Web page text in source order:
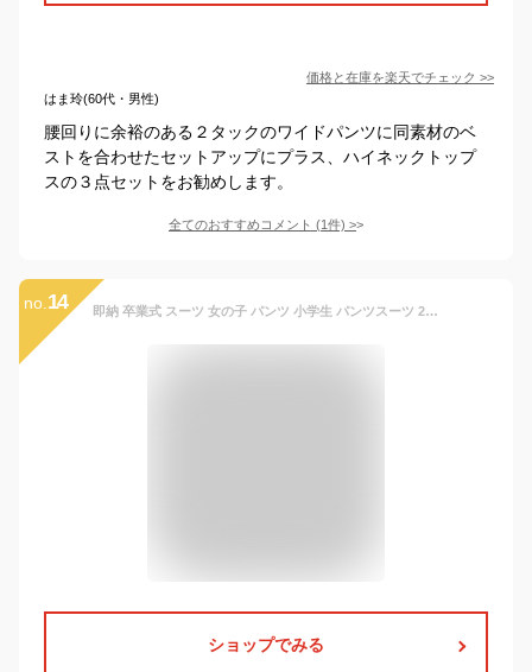
価格と在庫を楽天でチェック >>
はま玲(60代・男性)
腰回りに余裕のある２タックのワイドパンツに同素材のベ
ストを合わせたセットアップにプラス、ハイネックトップ
スの３点セットをお勧めします。
全てのおすすめコメント (1件) >
no. 14 即納 卒業式 スーツ 女の子 パンツ 小学生 パンツスーツ 2点セット 子供服 女の子 キッズスーツ かっこいい 子供 スーツ セットアップ 入学式 フォーマルスーツ ノーカラーコート 長袖ジャケット ロングズボン 発表会
ショップでみる